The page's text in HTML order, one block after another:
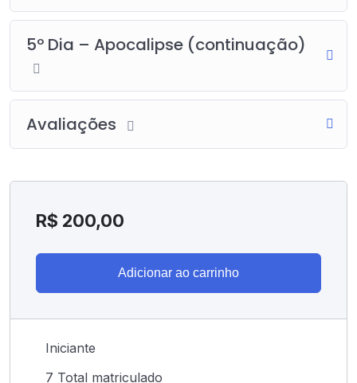
5º Dia – Apocalipse (continuação)
Avaliações
R$ 200,00
Adicionar ao carrinho
Iniciante
7 Total matriculado